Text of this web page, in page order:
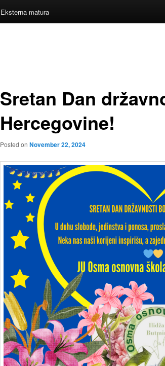
Eksterna matura
Sretan Dan
Hercegovine!
Posted on November 22, 2024